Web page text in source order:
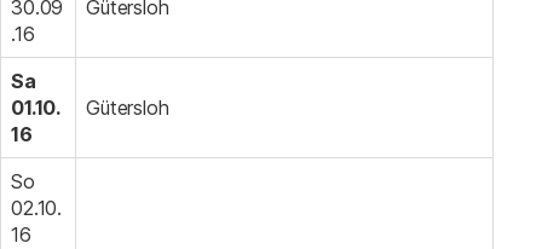
30.09
.16
Gütersloh
Sa
01.10.
16
Gütersloh
So
02.10.
16